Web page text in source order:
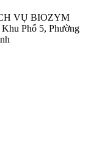
VỤ BIOZYM
Phố 5, Phường